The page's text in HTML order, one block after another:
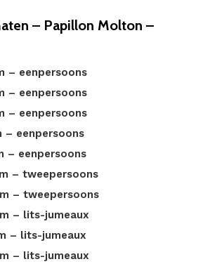
– Papillon Molton –
– eenpersoons
– eenpersoons
– eenpersoons
– eenpersoons
– eenpersoons
– tweepersoons
– tweepersoons
– lits-jumeaux
– lits-jumeaux
– lits-jumeaux